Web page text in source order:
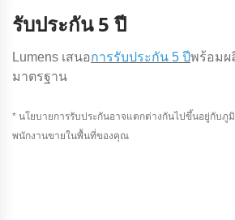
รับประกัน 5 ปี
Lumens เสนอการรับประกัน 5 ปีพร้อม
มาตรฐาน
* นโยบายการรับประกันอาจแตกต่างกันไปขึ้นอยู่กับภู
พนักงานขายในพื้นที่ของคุณ